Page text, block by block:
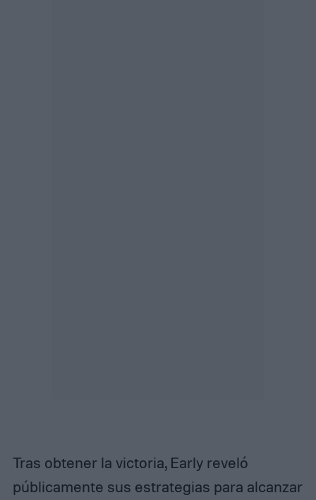
Tras obtener la victoria, Early reveló
públicamente sus estrategias para alcanzar